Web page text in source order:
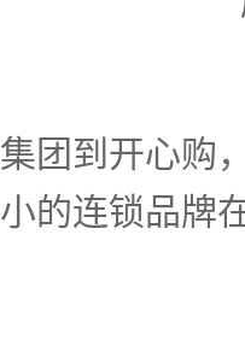
团到开心购
的连锁品牌